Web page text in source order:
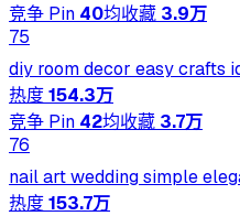
竞争 Pin 40均收藏 3.9万
75
diy room decor easy crafts
热度154.3万
竞争 Pin 42均收藏 3.7万
76
nail art wedding simple
热度153.7万